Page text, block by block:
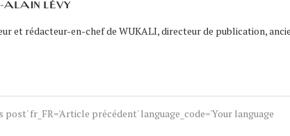
ALAIN LÉVY
et rédacteur-en-chef de WUKALI, directeur de publication,
post' fr_FR='Article précédent' language_code='Your language